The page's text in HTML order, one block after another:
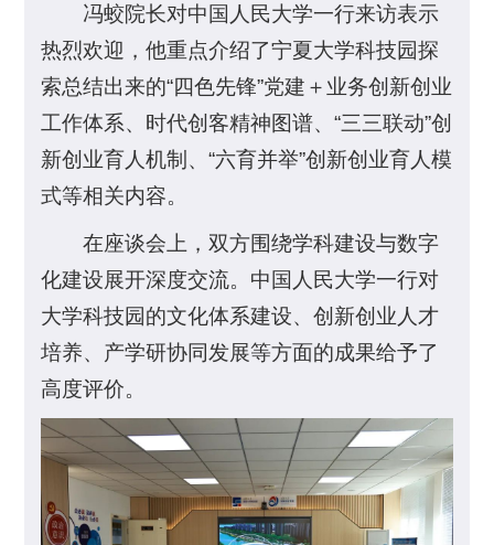
冯蛟院长对中国人民大学一行来访表示
热烈欢迎，他重点介绍了宁夏大学科技园探
索总结出来的“四色先锋”党建＋业务创新创业
工作体系、时代创客精神图谱、“三三联动”创
新创业育人机制、“六育并举”创新创业育人模
式等相关内容。
在座谈会上，双方围绕学科建设与数字
化建设展开深度交流。中国人民大学一行对
大学科技园的文化体系建设、创新创业人才
培养、产学研协同发展等方面的成果给予了
高度评价。